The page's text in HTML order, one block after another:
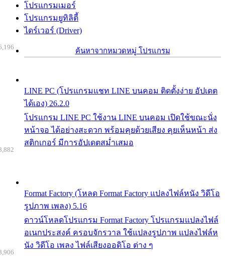
โปรแกรมเมอร์
โปรแกรมยูทิลิตี้
ไดร์เวอร์ (Driver)
ค้นหาจากหมวดหมู่ โปรแกรม
LINE PC (โปรแกรมแชท LINE บนคอม ติดตั้งง่าย อัปเดต
ได้เอง) 26.2.0
โปรแกรม LINE PC ใช้งาน LINE บนคอม เปิดใช้ขณะนั่ง
หน้าจอ ได้อย่างสะดวก พร้อมคุยด้วยเสียง คุยเห็นหน้า ส่ง
สติกเกอร์ มีการอัปเดตสม่ำเสมอ
Format Factory (โหลด Format Factory แปลงไฟล์หนัง วิดีโอ
รูปภาพ เพลง) 5.16
ดาวน์โหลดโปรแกรม Format Factory โปรแกรมแปลงไฟล์
อเนกประสงค์ ครอบจักรวาล ใช้แปลงรูปภาพ แปลงไฟล์ห
นัง วิดีโอ เพลง ไฟล์เสียงออดิโอ ต่าง ๆ